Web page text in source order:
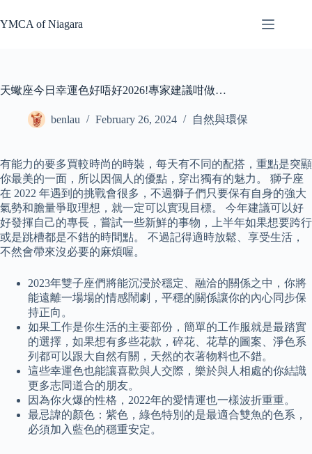
to
content
YMCA of Niagara
天蠍座今日幸運色好唔好2026!專家建議咁做…
benlau February 26, 2024 自然與環保
有能力的要多買較時尚的時裝，每天有不同的配搭，重點是突顯
你最美的一面，所以因個人的優點，穿出獨有的魅力。 獅子座
在 2022 年遇到的挑戰會很多，不過獅子們只要保有自身的強大
氣勢和膽量爭取理想，就一定可以實現目標。 今年建議可以好
好發揮自己的專長，嘗試一些新鮮的事物，上半年如果想要跨行
或是跳槽都是不錯的時間點。 不過記得適時放鬆、享受生活，
不然會帶來沒必要的麻煩喔。
2023年雙子座們將能沉浸於穩定、融洽的關係之中，你將
能遠離一場場的情感鬧劇，平穩的關係讓你的內心同步保
持正向。
如果工作是你生活的主要部份，簡單的工作服就是最踏實
的選擇，如果想有多些花款，碎花、花草的圖案、淨色系
列都可以跟大自然有關，天然的衣著物料也不錯。
這些幸運色也能讓喜歡與人交際，樂於與人相處的你結識
更多志同道合的朋友。
因為你火爆的性格，2022年的愛情運也一樣波折重重。
最忌諱的顏色：紫色，綠色特別的是最適合雙魚的色系，
必須加入藍色的穩重安定。